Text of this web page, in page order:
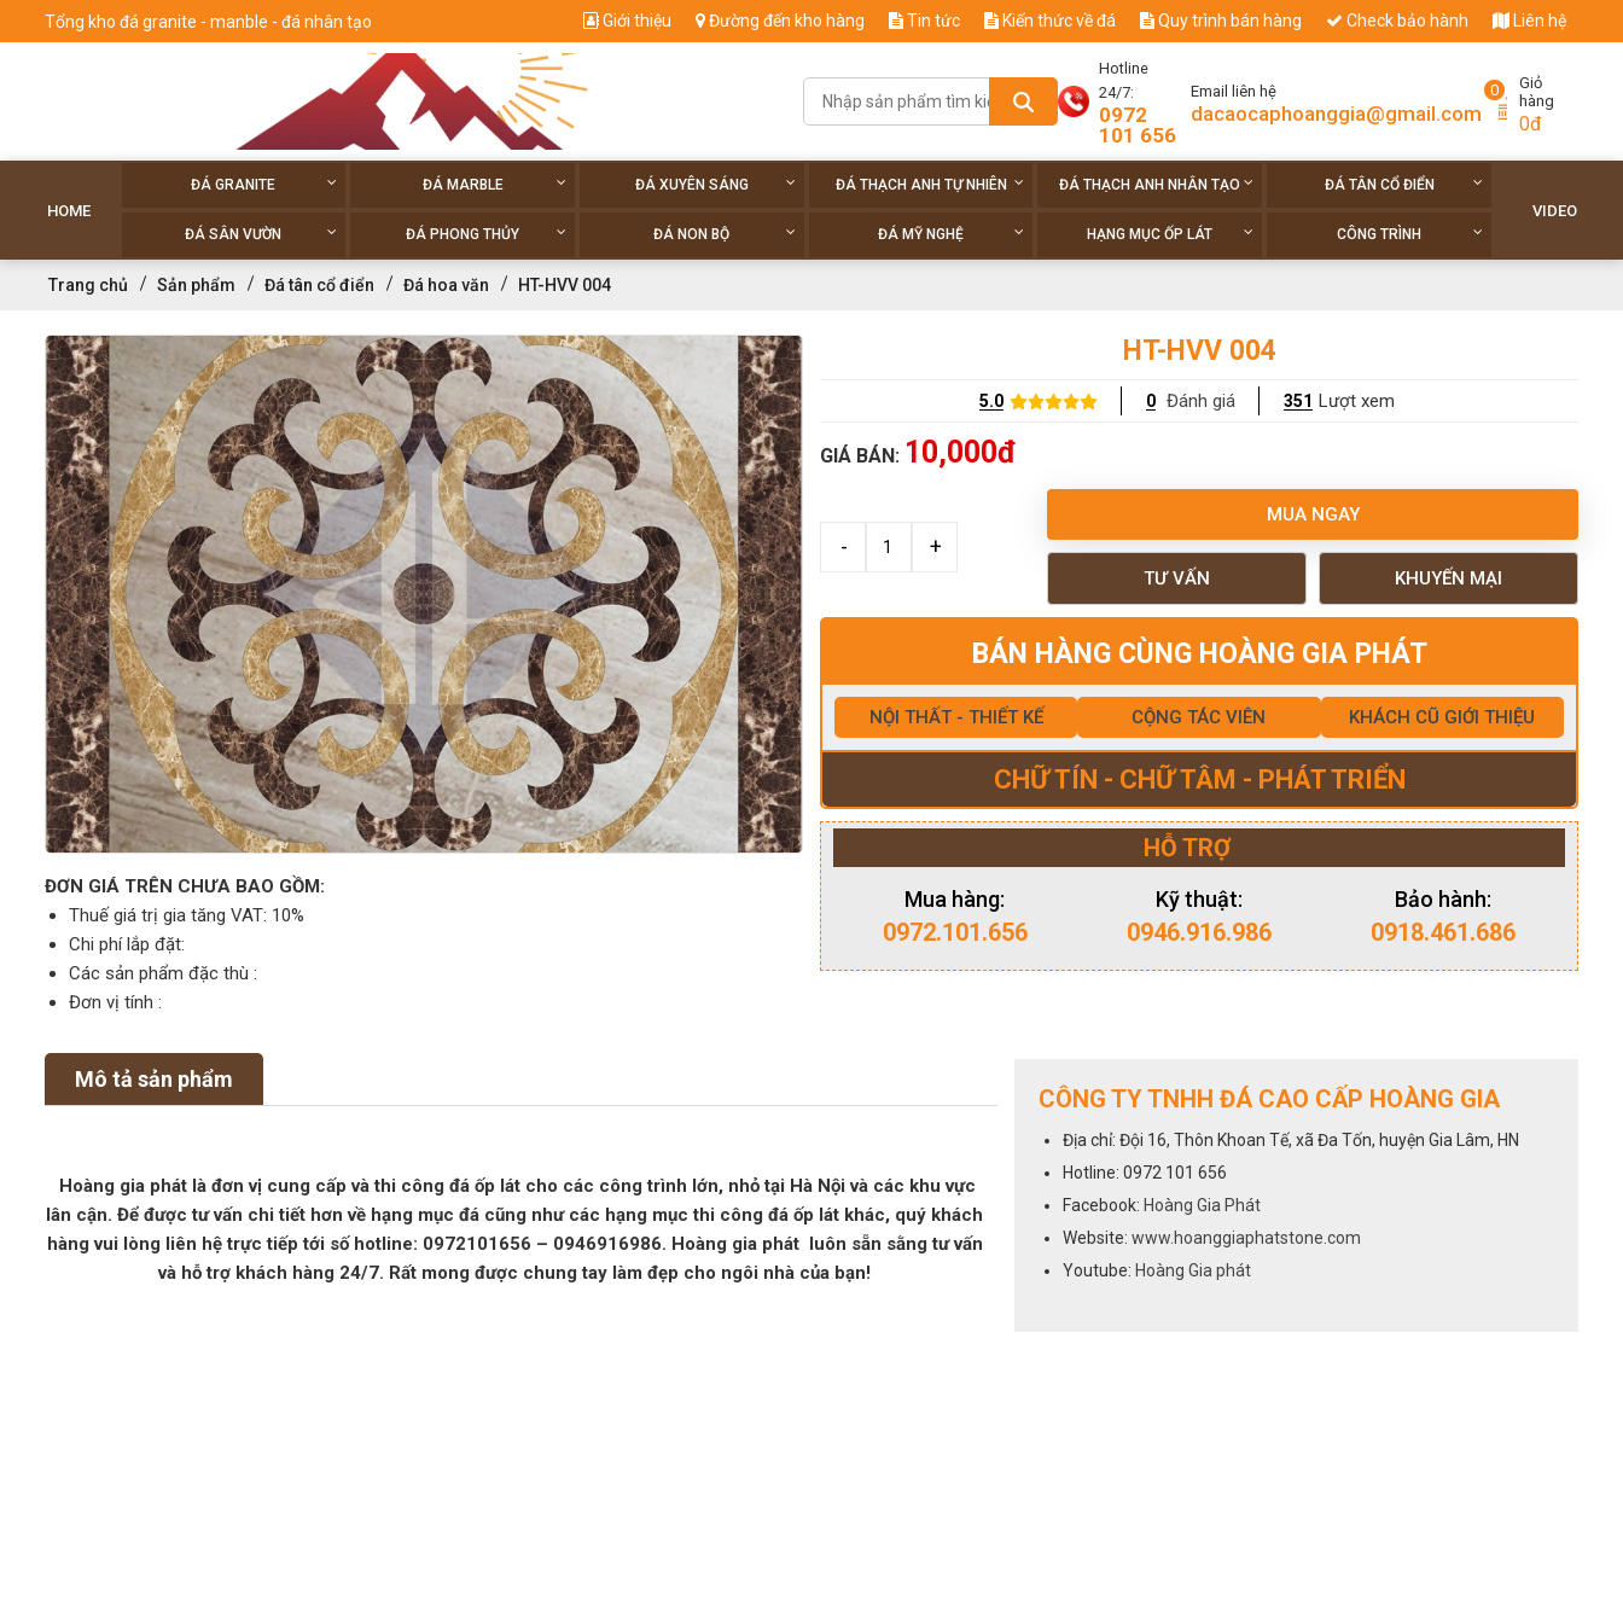
Tổng kho đá granite - manble - đá nhân tạo Giới thiệu Đường đến kho hàng Tin tức Kiến thức về đá Quy trình bán hàng Check bảo hành Liên hệ
Hotline
24/7:
0972
101 656
Email liên hệ
dacaocaphoanggia@gmail.com
0
Giỏ
hàng
0đ
HOME
ĐÁ GRANITE ĐÁ MARBLE ĐÁ XUYÊN SÁNG ĐÁ THẠCH ANH TỰ NHIÊN ĐÁ THẠCH ANH NHÂN TẠO ĐÁ TÂN CỔ ĐIỂN
ĐÁ SÂN VƯỜN ĐÁ PHONG THỦY ĐÁ NON BỘ ĐÁ MỸ NGHỆ HẠNG MỤC ỐP LÁT CÔNG TRÌNH
VIDEO
Trang chủ Sản phẩm Đá tân cổ điển Đá hoa văn HT-HVV 004
ĐƠN GIÁ TRÊN CHƯA BAO GỒM:
Thuế giá trị gia tăng VAT: 10%
Chi phí lắp đặt:
Các sản phẩm đặc thù :
Đơn vị tính :
HT-HVV 004
5.0 0 Đánh giá 351 Lượt xem
GIÁ BÁN: 10,000đ
MUA NGAY
TƯ VẤN KHUYẾN MẠI
BÁN HÀNG CÙNG HOÀNG GIA PHÁT
NỘI THẤT - THIẾT KẾ CỘNG TÁC VIÊN KHÁCH CŨ GIỚI THIỆU
CHỮ TÍN - CHỮ TÂM - PHÁT TRIỂN
HỖ TRỢ
Mua hàng:
0972.101.656
Kỹ thuật:
0946.916.986
Bảo hành:
0918.461.686
Mô tả sản phẩm
Hoàng gia phát là đơn vị cung cấp và thi công đá ốp lát cho các công trình lớn, nhỏ tại Hà Nội và các khu vực
lân cận. Để được tư vấn chi tiết hơn về hạng mục đá cũng như các hạng mục thi công đá ốp lát khác, quý khách
hàng vui lòng liên hệ trực tiếp tới số hotline: 0972101656 – 0946916986. Hoàng gia phát luôn sẵn sằng tư vấn
và hỗ trợ khách hàng 24/7. Rất mong được chung tay làm đẹp cho ngôi nhà của bạn!
CÔNG TY TNHH ĐÁ CAO CẤP HOÀNG GIA
Địa chỉ: Đội 16, Thôn Khoan Tế, xã Đa Tốn, huyện Gia Lâm, HN
Hotline: 0972 101 656
Facebook: Hoàng Gia Phát
Website: www.hoanggiaphatstone.com
Youtube: Hoàng Gia phát